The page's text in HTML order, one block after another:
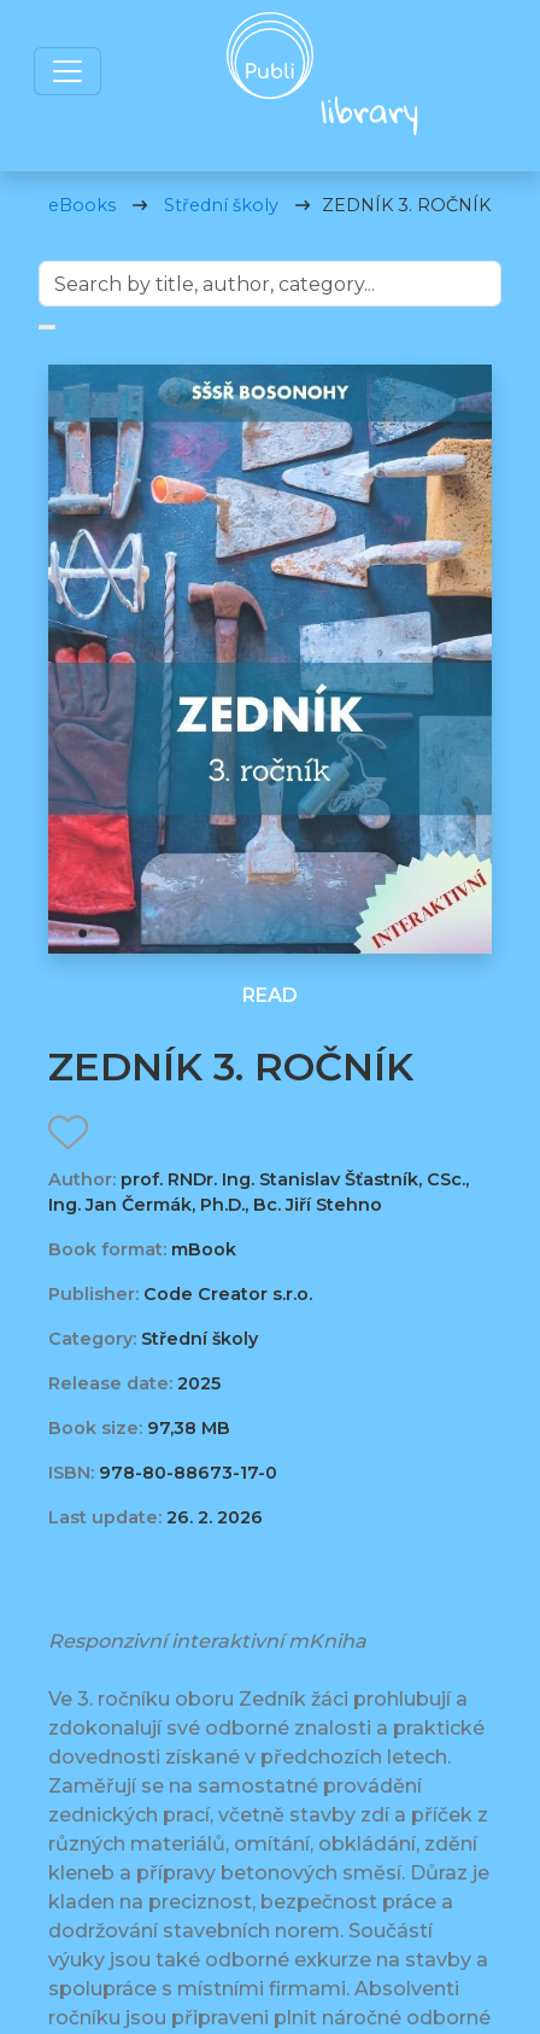
eBooks Střední školy ZEDNÍK 3. ROČNÍK
READ
ZEDNÍK 3. ROČNÍK
Author: prof. RNDr. Ing. Stanislav Šťastník, CSc.,
Ing. Jan Čermák, Ph.D., Bc. Jiří Stehno
Book format: mBook
Publisher: Code Creator s.r.o.
Category: Střední školy
Release date: 2025
Book size: 97,38 MB
ISBN: 978-80-88673-17-0
Last update: 26. 2. 2026
Responzivní interaktivní mKniha
Ve 3. ročníku oboru Zedník žáci prohlubují a
zdokonalují své odborné znalosti a praktické
dovednosti získané v předchozích letech.
Zaměřují se na samostatné provádění
zednických prací, včetně stavby zdí a příček z
různých materiálů, omítání, obkládání, zdění
kleneb a přípravy betonových směsí. Důraz je
kladen na preciznost, bezpečnost práce a
dodržování stavebních norem. Součástí
výuky jsou také odborné exkurze na stavby a
spolupráce s místními firmami. Absolventi
ročníku jsou připraveni plnit náročné odborné